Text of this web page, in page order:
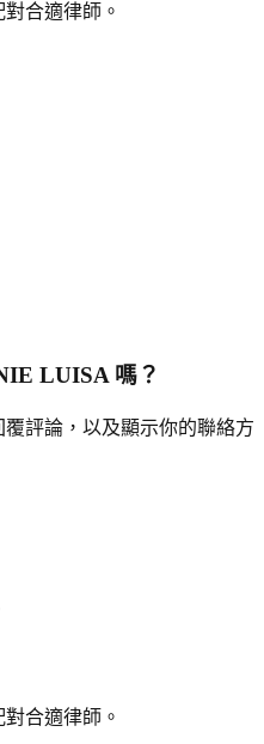
合適律師。
LUISA嗎？
評論，以及顯示你的聯絡方
合適律師。